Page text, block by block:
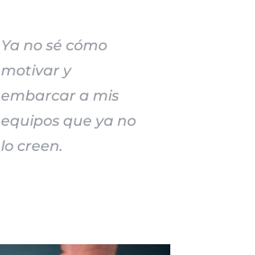
Ya no sé cómo
motivar y
embarcar a mis
equipos que ya no
lo creen.